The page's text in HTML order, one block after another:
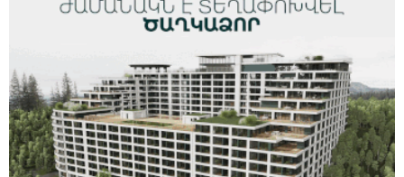
պարագայում ընդդիմությունը կկարողանա
օրակարգ թելադրել. Արեգ Սավգուլյան
14:44:51 8-08-2026
«ՀայաՔվեի» տարածքային գրասենյակները
շարունակում են կահավորվել Ավետիք
Չալաբյանի ազատ արձակումը պահանջող պաստառներով